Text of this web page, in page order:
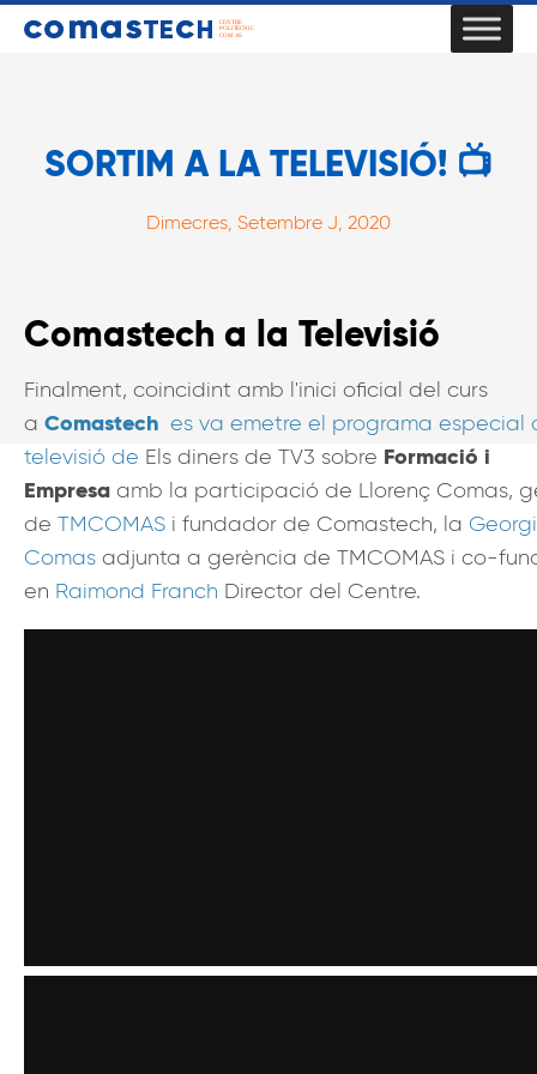
SORTIM A LA TELEVISIÓ! 📺
Dimecres, Setembre J, 2020
Comastech a la Televisió
Finalment, coincidint amb l'inici oficial del curs
a Comastech es va emetre el programa especial
televisió de Els diners de TV3 sobre Formació i
Empresa amb la participació de Llorenç Comas,
de TMCOMAS i fundador de Comastech, la
Comas adjunta a gerència de TMCOMAS i co-
en Raimond Franch Director del Centre.